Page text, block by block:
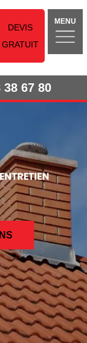
DEVIS
GRATUIT
MENU
38 67 80